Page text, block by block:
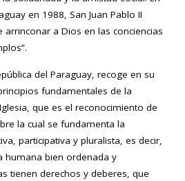
en 1988, San Juan Pablo II
arrinconar a Dios en las conciencias
del Paraguay, recoge en su
fundamentales de la
que es el reconocimiento de
la cual se fundamenta la
participativa y pluralista, es decir,
humana bien ordenada y
tienen derechos y deberes, que